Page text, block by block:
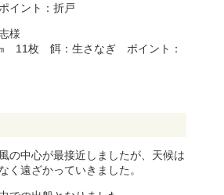
イント：折戸
様
11枚 餌：生さなぎ ポイント：
の中心が最接近しましたが、天候は
く遠ざかっていきました。